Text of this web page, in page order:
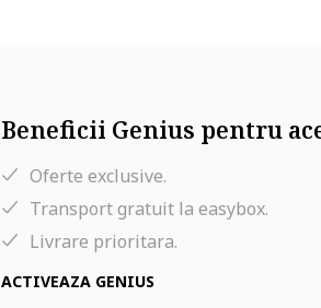
Beneficii Genius pentru
Oferte exclusive.
Transport gratuit la easybox.
Livrare prioritara.
ACTIVEAZA GENIUS